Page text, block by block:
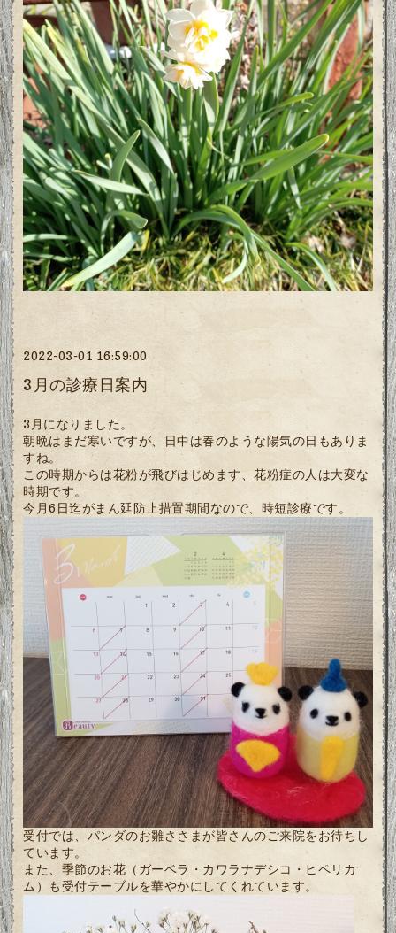
2022-03-01 16:59:00
3月の診療日案内
3月になりました。
朝晩はまだ寒いですが、日中は春のような陽気の日もありま
すね。
この時期からは花粉が飛びはじめます、花粉症の人は大変な
時期です。
今月6日迄がまん延防止措置期間なので、時短診療です。
受付では、パンダのお雛ささまが皆さんのご来院をお待ちし
ています。
また、季節のお花（ガーベラ・カワラナデシコ・ヒペリカ
ム）も受付テーブルを華やかにしてくれています。